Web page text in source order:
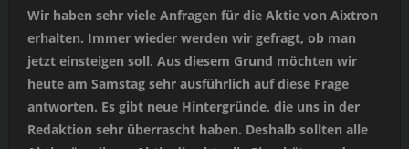
Wir haben sehr viele Anfragen für die Aktie von Aixtron
erhalten. Immer wieder werden wir gefragt, ob man
jetzt einsteigen soll. Aus diesem Grund möchten wir
heute am Samstag sehr ausführlich auf diese Frage
antworten. Es gibt neue Hintergründe, die uns in der
Redaktion sehr überrascht haben. Deshalb sollten alle